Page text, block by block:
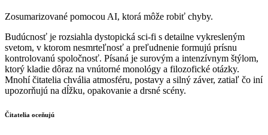
Zosumarizované pomocou AI, ktorá môže robiť chyby.
Budúcnosť je rozsiahla dystopická sci‑fi s detailne vykresleným
svetom, v ktorom nesmrteľnosť a preľudnenie formujú prísnu
kontrolovanú spoločnosť. Písaná je surovým a intenzívnym štýlom,
ktorý kladie dôraz na vnútorné monológy a filozofické otázky.
Mnohí čitatelia chvália atmosféru, postavy a silný záver, zatiaľ čo iní
upozorňujú na dĺžku, opakovanie a drsné scény.
Čitatelia oceňujú